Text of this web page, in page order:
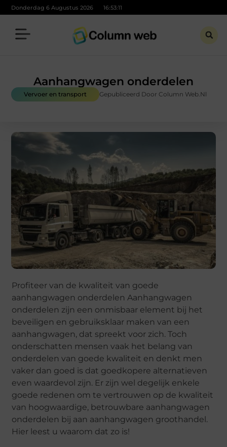
Donderdag 6 Augustus 2026 16:53:12
Aanhangwagen onderdelen
Vervoer en transport Gepubliceerd Door Column Web.nl
Profiteer van de kwaliteit van goede
aanhangwagen onderdelen Aanhangwagen
onderdelen zijn een onmisbaar element bij het
beveiligen en gebruiksklaar maken van een
aanhangwagen, dat spreekt voor zich. Toch
onderschatten mensen vaak het belang van
onderdelen van goede kwaliteit en denkt men
vaker dan goed is dat goedkopere alternatieven
even waardevol zijn. Er zijn wel degelijk enkele
goede redenen om te vertrouwen op de kwaliteit
van hoogwaardige, betrouwbare aanhangwagen
onderdelen bij aan aanhangwagen groothandel.
Hier leest u waarom dat zo is!